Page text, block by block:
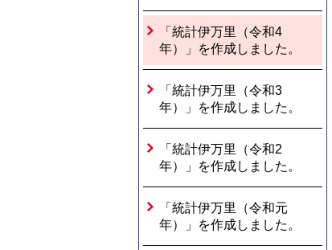
「統計伊万里（令和4
年）」を作成しました。
「統計伊万里（令和3
年）」を作成しました。
「統計伊万里（令和2
年）」を作成しました。
「統計伊万里（令和元
年）」を作成しました。